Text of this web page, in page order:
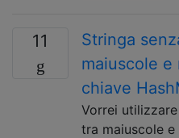
11
Stringa
maiuscole e
chiave
Vorrei
tra maiuscole